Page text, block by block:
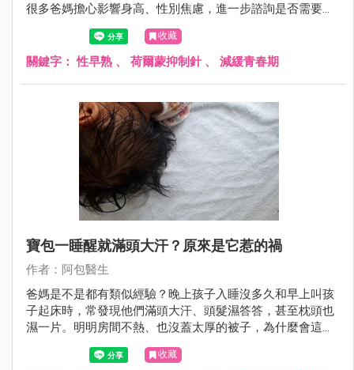
很多爸媽擔心影響身高、性別焦慮，進一步諮詢是否需要施
打荷爾蒙抑制針，以下就來說說。
收藏
關鍵字：性早熟 、 荷爾蒙抑制針 、 減緩青春期
寶包一睡醒就滿頭大汗？原來是它惹的禍
作者：阿包醫生
爸媽是不是都有類似經驗？晚上孩子入睡沒多久和早上叫孩
子起床時，常發現他們滿頭大汗、頭髮濕答答，甚至枕頭也
濕一片。明明房間不熱、也沒蓋太厚的被子，為什麼會這
收藏